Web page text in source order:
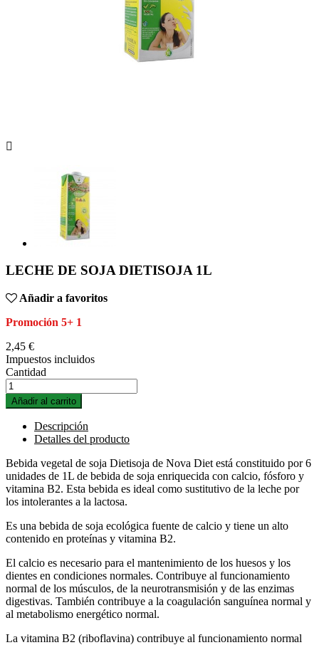

LECHE DE SOJA DIETISOJA 1L
Añadir a favoritos
Promoción 5+ 1
2,45 €
Impuestos incluidos
Cantidad
Añadir al carrito
Descripción
Detalles del producto
Bebida vegetal de soja Dietisoja de Nova Diet está constituido por 6
unidades de 1L de bebida de soja enriquecida con calcio, fósforo y
vitamina B2. Esta bebida es ideal como sustitutivo de la leche por
los intolerantes a la lactosa.
Es una bebida de soja ecológica fuente de calcio y tiene un alto
contenido en proteínas y vitamina B2.
El calcio es necesario para el mantenimiento de los huesos y los
dientes en condiciones normales. Contribuye al funcionamiento
normal de los músculos, de la neurotransmisión y de las enzimas
digestivas. También contribuye a la coagulación sanguínea normal y
al metabolismo energético normal.
La vitamina B2 (riboflavina) contribuye al funcionamiento normal